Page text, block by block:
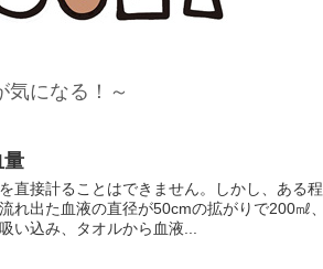
になる！～
直接計ることはできません。しかし、ある
れ出た血液の直径が50cmの拡がりで200㎖
い込み、タオルから血液...